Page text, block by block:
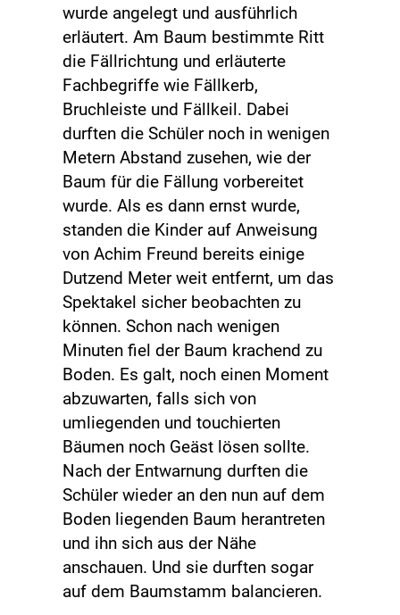
wurde angelegt und ausführlich
erläutert. Am Baum bestimmte Ritt
die Fällrichtung und erläuterte
Fachbegriffe wie Fällkerb,
Bruchleiste und Fällkeil. Dabei
durften die Schüler noch in wenigen
Metern Abstand zusehen, wie der
Baum für die Fällung vorbereitet
wurde. Als es dann ernst wurde,
standen die Kinder auf Anweisung
von Achim Freund bereits einige
Dutzend Meter weit entfernt, um das
Spektakel sicher beobachten zu
können. Schon nach wenigen
Minuten fiel der Baum krachend zu
Boden. Es galt, noch einen Moment
abzuwarten, falls sich von
umliegenden und touchierten
Bäumen noch Geäst lösen sollte.
Nach der Entwarnung durften die
Schüler wieder an den nun auf dem
Boden liegenden Baum herantreten
und ihn sich aus der Nähe
anschauen. Und sie durften sogar
auf dem Baumstamm balancieren.